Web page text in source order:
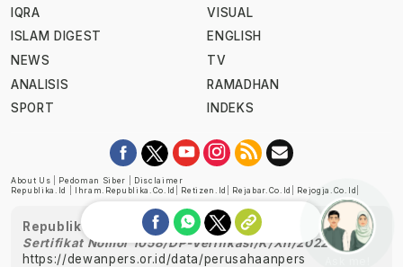
IQRA
ISLAM DIGEST
NEWS
ANALISIS
SPORT
VISUAL
ENGLISH
TV
RAMADHAN
INDEKS
About Us Pedoman Siber
Disclaimer
Republika.id
Ihram.republika.co.id Retizen.id Rejabar.co.id Rejogja.co.id
Republika telah diverifikasi oleh Dewan Pers
Sertifikat Nomor 1058/DP-Verifikasi/K/XII/2022
https://dewanpers.or.id/data/perusahaanpers